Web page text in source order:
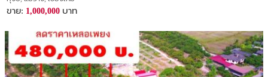
ขาย: 1,000,000 บาท